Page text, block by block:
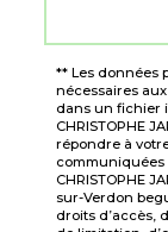
** Les données
nécessaires
dans un fichier
CHRISTOPHE
répondre à
communiquées
CHRISTOPHE
sur-Verdon
droits d’accès,